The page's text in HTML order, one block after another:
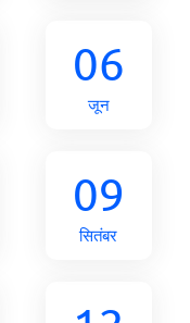
06
जून
09
सितंबर